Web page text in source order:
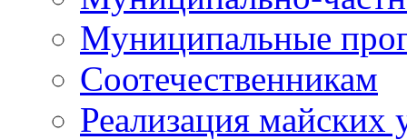
Муниципальные
Соотечественникам
Реализация майских